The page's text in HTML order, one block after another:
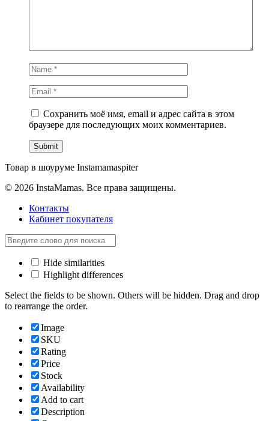
Сохранить моё имя, email и адрес сайта в этом
браузере для последующих моих комментариев.
Товар в шоуруме Instamamaspiter
© 2026 InstaMamas. Все права защищены.
Контакты
Кабинет покупателя
Hide similarities
Highlight differences
Select the fields to be shown. Others will be hidden. Drag and drop
to rearrange the order.
Image
SKU
Rating
Price
Stock
Availability
Add to cart
Description